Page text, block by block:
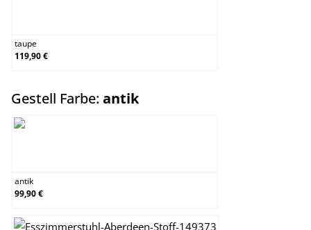
taupe
119,90 €
Gestell Farbe: antikauswählen
antik
99,90 €